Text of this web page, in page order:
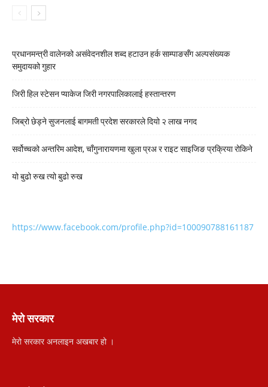
प्रधानमन्त्री वालेनको असंवेदनशील शब्द हटाउन हर्क साम्पाङसँग अल्पसंख्यक
समुदायको गुहार
जिरी हिल स्टेसन प्याकेज जिरी नगरपालिकालाई हस्तान्तरण
जिब्रो छेड्ने सुजनलाई बागमती प्रदेश सरकारले दियो २ लाख नगद
सर्वोच्चको अन्तरिम आदेश, चाँगुनारायणमा खुला प्रअ र राइट साइजिङ प्रक्रिया रोकिने
यो बुढो रुख त्यो बुढो रुख
https://www.facebook.com/profile.php?id=100090788161187
मेरो सरकार
मेरो सरकार अनलाइन अखबार हो ।